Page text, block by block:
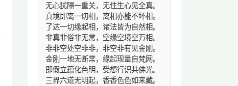
无心犹隔一重关，无住生心见全真。
真境即离一切相，离相亦能不坏相。
了达一切缘起相，诸法皆为自然相。
非真非俗非无常，空缘空境空万相。
非非空处空非非，非空非有见金刚。
金刚一地无断常，缘起现量自梵网。
即假立蕴化色明，受想行识共佛光。
三界六道无明起，香香色色如来藏。